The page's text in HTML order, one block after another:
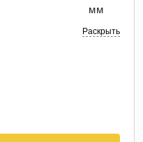
мм
Раскрыть